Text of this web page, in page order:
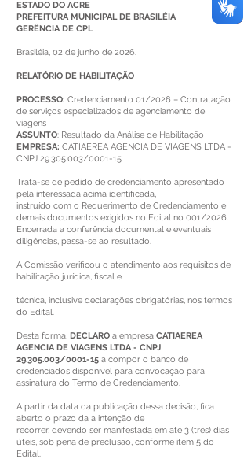
ESTADO DO ACRE
PREFEITURA MUNICIPAL DE BRASILÉIA
GERÊNCIA DE CPL
Brasiléia, 02 de junho de 2026.
RELATÓRIO DE HABILITAÇÃO
PROCESSO: Credenciamento 01/2026 – Contratação
de serviços especializados de agenciamento de
viagens
ASSUNTO: Resultado da Análise de Habilitação
EMPRESA: CATIAEREA AGENCIA DE VIAGENS LTDA -
CNPJ 29.305.003/0001-15
Trata-se de pedido de credenciamento apresentado
pela interessada acima identificada,
instruído com o Requerimento de Credenciamento e
demais documentos exigidos no Edital no 001/2026.
Encerrada a conferência documental e eventuais
diligências, passa-se ao resultado.
A Comissão verificou o atendimento aos requisitos de
habilitação jurídica, fiscal e
técnica, inclusive declarações obrigatórias, nos termos
do Edital.
Desta forma, DECLARO a empresa CATIAEREA
AGENCIA DE VIAGENS LTDA - CNPJ
29.305.003/0001-15 a compor o banco de
credenciados disponível para convocação para
assinatura do Termo de Credenciamento.
A partir da data da publicação dessa decisão, fica
aberto o prazo da a intenção de
recorrer, devendo ser manifestada em até 3 (três) dias
úteis, sob pena de preclusão, conforme item 5 do
Edital.